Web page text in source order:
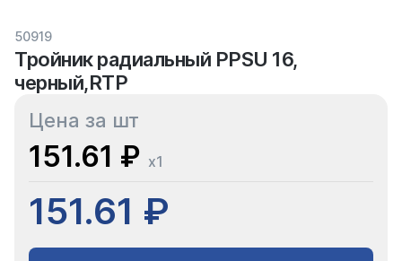
50919
Тройник радиальный PPSU 16,
черный,RTP
Цена за шт
151.61 ₽ x1
151.61 ₽